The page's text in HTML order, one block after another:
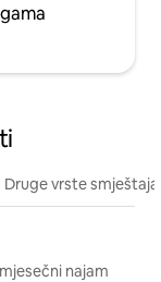
Druge vrste smještaja
najam